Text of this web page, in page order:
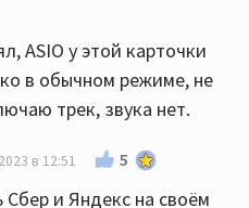
ASIO у этой карточки
в обычном режиме, не
трек, звука нет.
в 12:51 5
Сбер и Яндекс на своём